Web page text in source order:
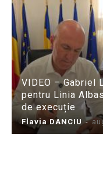
VIDEO – Gabriel
pentru Linia
de execuție
Flavia DANCIU -